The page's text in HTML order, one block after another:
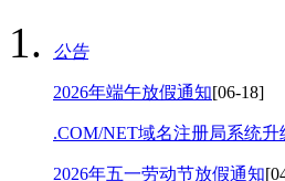
公告
2026年端午放假通知[06-18]
.COM/NET域名注册局系统升
2026年五一劳动节放假通知